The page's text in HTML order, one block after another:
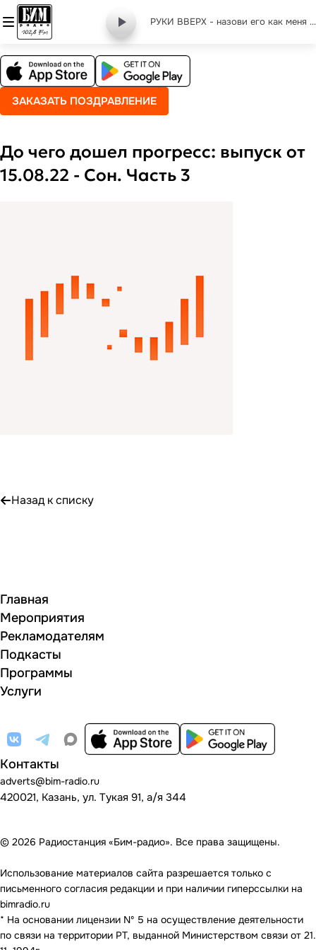
РУКИ ВВЕРХ - назови его как меня (remix)
ЗАКАЗАТЬ ПОЗДРАВЛЕНИЕ
До чего дошел прогресс: выпуск от
15.08.22 - Сон. Часть 3
Назад к списку
Главная
Мероприятия
Рекламодателям
Подкасты
Программы
Услуги
Контакты
adverts@bim-radio.ru
420021, Казань, ул. Тукая 91, а/я 344
© 2026 Радиостанция «Бим-радио». Все права защищены.
Использование материалов сайта разрешается только с
письменного согласия редакции и при наличии гиперссылки на
bimradio.ru
* На основании лицензии Nº 5 на осуществление деятельности
по связи на территории РТ, выданной Министерством связи от 21.